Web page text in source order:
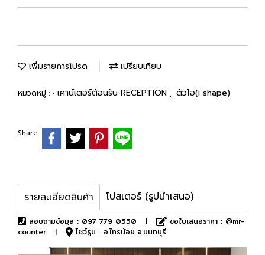
เพิ่มรายการโปรด เปรียบเทียบ
หมวดหมู่ : • เคาน์เตอร์ต้อนรับ RECEPTION , ตัวไอ(i shape)
Share
รายละเอียดสินค้า โปสเตอร์ (รูปนำเสนอ)
สอบถามข้อมูล : 097 779 0550 |
ขอใบเสนอราคา : @mr-
counter |
โชว์รูม : อ.ไทรน้อย จ.นนทบุรี